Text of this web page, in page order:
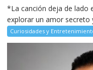
*La canción deja de lado
explorar un amor secreto
Curiosidades y